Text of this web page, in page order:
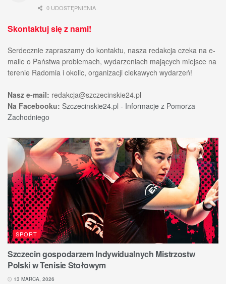
0 UDOSTĘPNIENIA
Skontaktuj się z nami!
Serdecznie zapraszamy do kontaktu, nasza redakcja czeka na e-
maile o Państwa problemach, wydarzeniach mających miejsce na
terenie Radomia i okolic, organizacji ciekawych wydarzeń!
Nasz e-mail: redakcja@szczecinskie24.pl
Na Facebooku: Szczecinskie24.pl - Informacje z Pomorza
Zachodniego
SPORT
Szczecin gospodarzem Indywidualnych Mistrzostw
Polski w Tenisie Stołowym
13 MARCA, 2026